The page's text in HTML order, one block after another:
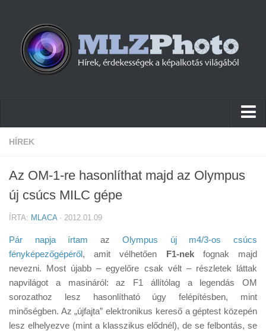
Hírek
Cikkek
Szoftver
Tudástár
Tanácsok
Érdekességek
Helyszíni Riport
HÍREK
Az OM-1-re hasonlíthat majd az Olympus
új csúcs MILC gépe
ÍRTA: MLACA· 2012.01.09
Pár napja írtam az Olympus új m4/3-os csúcs
fényképezőgépéről, amit vélhetően F1-nek fognak majd
nevezni. Most újabb – egyelőre csak vélt – részletek láttak
napvilágot a masináról: az F1 állítólag a legendás OM
sorozathoz lesz hasonlítható úgy felépítésben, mint
minőségben. Az „újfajta” elektronikus kereső a géptest közepén
lesz elhelyezve (mint a klasszikus elődnél), de se felbontás, se